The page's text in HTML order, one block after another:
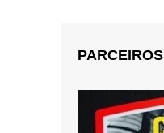
PARCEIROS